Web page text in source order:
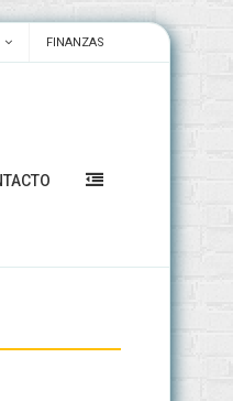
FINANZAS